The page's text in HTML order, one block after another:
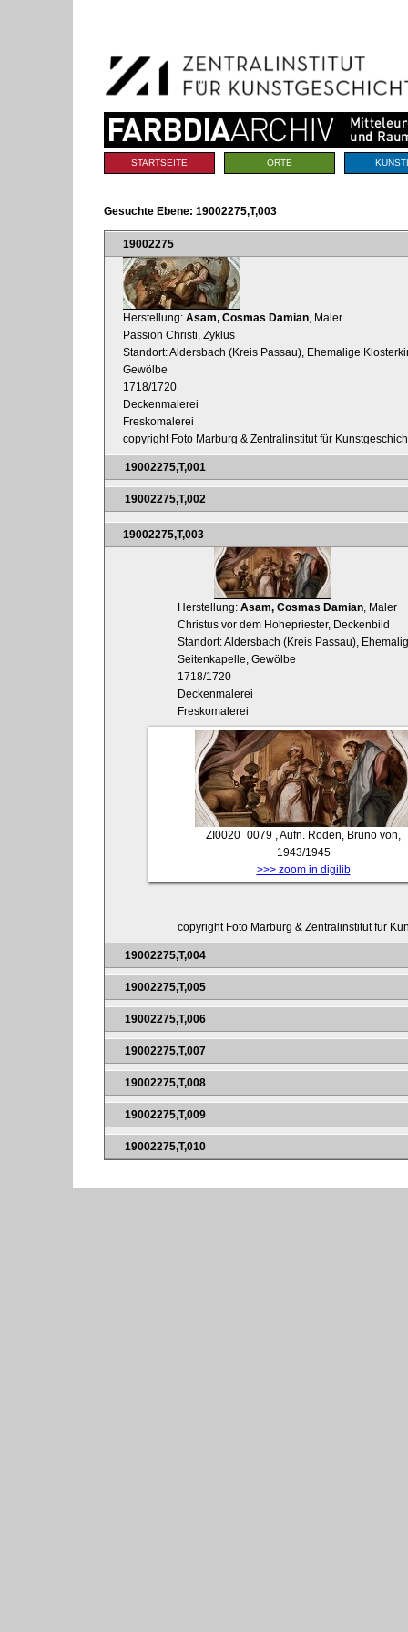
Navigation
Sektionen
STARTSEITE ORTE
Gesuchte Ebene: 19002275,T,003
19002275
Herstellung: Asam, Cosmas Damian , Maler
Passion Christi, Zyklus
Standort: Aldersbach (Kreis Passau), Ehemalige
Gewölbe
1718/1720
Deckenmalerei
Freskomalerei
copyright Foto Marburg & Zentralinstitut für
19002275,T,001
19002275,T,002
19002275,T,003
Herstellung: Asam, Cosmas Damian, Maler
Christus vor dem Hohepriester, Deckenbild
Standort: Aldersbach (Kreis Passau),
Seitenkapelle, Gewölbe
1718/1720
Deckenmalerei
Freskomalerei
ZI0020_0079 , Aufn. Roden, Bruno von,
1943/1945
>>> zoom in digilib
copyright Foto Marburg & Zentralinstitut für
19002275,T,004
19002275,T,005
19002275,T,006
19002275,T,007
19002275,T,008
19002275,T,009
19002275,T,010